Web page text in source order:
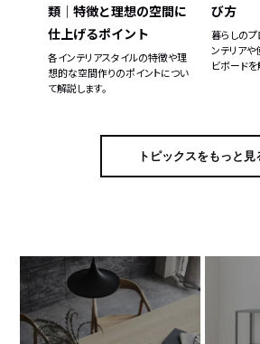
類｜特徴と理想の空間に
仕上げるポイント
各インテリアスタイルの特徴や理
想的な空間作りのポイントについ
て解説します。
び方
暮らしのプ
ンテリア
ビボードを
トピックスをもっと見